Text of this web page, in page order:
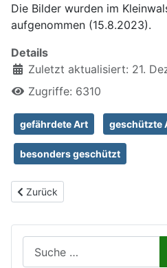
Die Bilder wurden im
aufgenommen (15.8.2023).
Details
Zuletzt aktualisiert: 21.
Zugriffe: 6310
gefährdete Art geschützte
besonders geschützt
Vorheriger Beitrag:
Zurück